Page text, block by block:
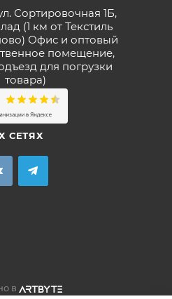
Сортировочная 1Б,
(1 км от Текстиль
Офис и оптовый
помещение,
для погрузки
товара)
СЕТЯХ
в